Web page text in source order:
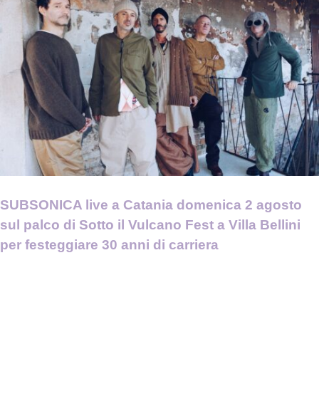
SUBSONICA live a Catania domenica 2 agosto
sul palco di Sotto il Vulcano Fest a Villa Bellini
per festeggiare 30 anni di carriera